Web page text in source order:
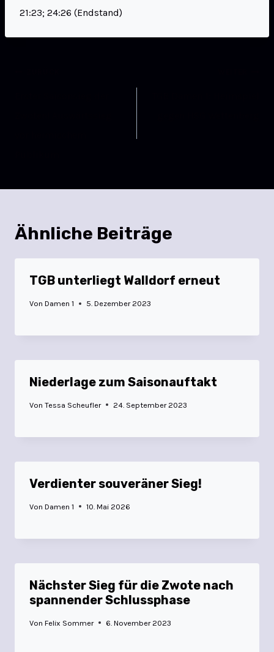
21:23; 24:26 (Endstand)
Ähnliche Beiträge
TGB unterliegt Walldorf erneut
Von Damen 1 5. Dezember 2023
Niederlage zum Saisonauftakt
Von Tessa Scheufler 24. September 2023
Verdienter souveräner Sieg!
Von Damen 1 10. Mai 2026
Nächster Sieg für die Zwote nach
spannender Schlussphase
Von Felix Sommer 6. November 2023